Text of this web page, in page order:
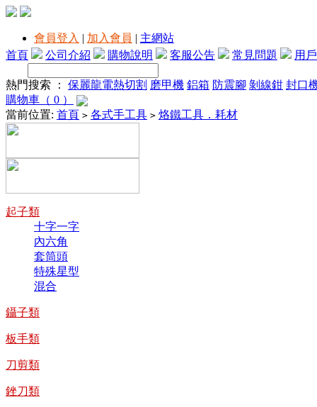
會員登入 | 加入會員 | 主網站
首頁
公司介紹 購物說明 客服公告 常見問題 用
熱門搜索 ： 保麗龍電熱切割 磨甲機 鋁箱 防震腳 剝線鉗 封口
購物車（ 0 ）
當前位置: 首頁 > 各式手工具 > 烙鐵工具．耗材
起子類
十字一字
內六角
套筒頭
特殊星型
混合
鑷子類
板手類
刀剪類
銼刀類